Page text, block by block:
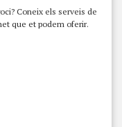
Coneix els serveis de
que et podem oferir.